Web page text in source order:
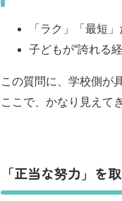
「ラク」「最短
子どもが“誇れる
この質問に、学校側が
ここで、かなり見えて
「正当な努力」を